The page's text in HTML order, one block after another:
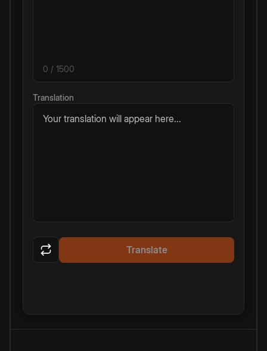
0 / 1500
Translation
Your translation will appear here...
Translate